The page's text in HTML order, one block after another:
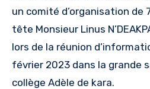
un comité d’organisation de
tête Monsieur Linus
lors de la réunion
février 2023 dans la grande
collège Adèle de kara.